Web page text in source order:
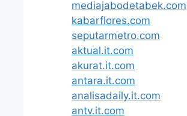
mediajabodetabek.com
kabarflores.com
seputarmetro.com
aktual.it.com
akurat.it.com
antara.it.com
analisadaily.it.com
antv.it.com